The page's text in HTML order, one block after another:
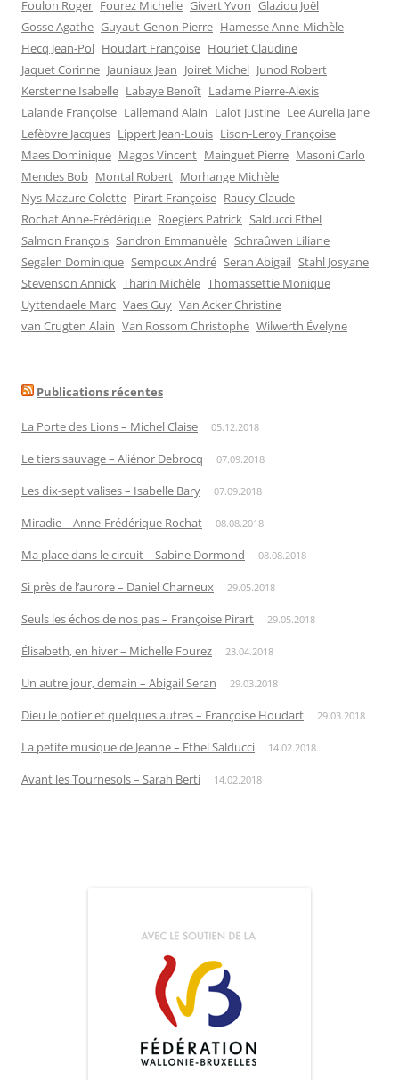
Foulon Roger Fourez Michelle Givert Yvon Glaziou Joël
Gosse Agathe Guyaut-Genon Pierre Hamesse Anne-Michèle
Hecq Jean-Pol Houdart Françoise Houriet Claudine
Jaquet Corinne Jauniaux Jean Joiret Michel Junod Robert
Kerstenne Isabelle Labaye Benoît Ladame Pierre-Alexis
Lalande Françoise Lallemand Alain Lalot Justine Lee Aurelia Jane
Lefèbvre Jacques Lippert Jean-Louis Lison-Leroy Françoise
Maes Dominique Magos Vincent Mainguet Pierre Masoni Carlo
Mendes Bob Montal Robert Morhange Michèle
Nys-Mazure Colette Pirart Françoise Raucy Claude
Rochat Anne-Frédérique Roegiers Patrick Salducci Ethel
Salmon François Sandron Emmanuèle Schraûwen Liliane
Segalen Dominique Sempoux André Seran Abigail Stahl Josyane
Stevenson Annick Tharin Michèle Thomassettie Monique
Uyttendaele Marc Vaes Guy Van Acker Christine
van Crugten Alain Van Rossom Christophe Wilwerth Évelyne
Publications récentes
La Porte des Lions – Michel Claise 05.12.2018
Le tiers sauvage – Aliénor Debrocq 07.09.2018
Les dix-sept valises – Isabelle Bary 07.09.2018
Miradie – Anne-Frédérique Rochat 08.08.2018
Ma place dans le circuit – Sabine Dormond 08.08.2018
Si près de l’aurore – Daniel Charneux 29.05.2018
Seuls les échos de nos pas – Françoise Pirart 29.05.2018
Élisabeth, en hiver – Michelle Fourez 23.04.2018
Un autre jour, demain – Abigail Seran 29.03.2018
Dieu le potier et quelques autres – Françoise Houdart 29.03.2018
La petite musique de Jeanne – Ethel Salducci 14.02.2018
Avant les Tournesols – Sarah Berti 14.02.2018